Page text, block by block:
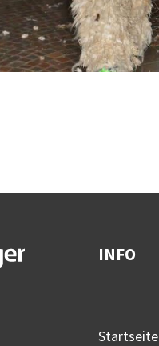
INFO
Startseite